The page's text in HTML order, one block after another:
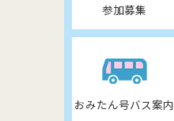
参加募集
おみたん号バス案内